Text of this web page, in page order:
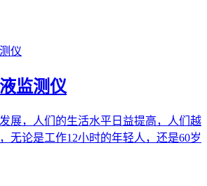
监测仪
展，人们的生活水平日益提高，人们越
无论是工作12小时的年轻人，还是60岁